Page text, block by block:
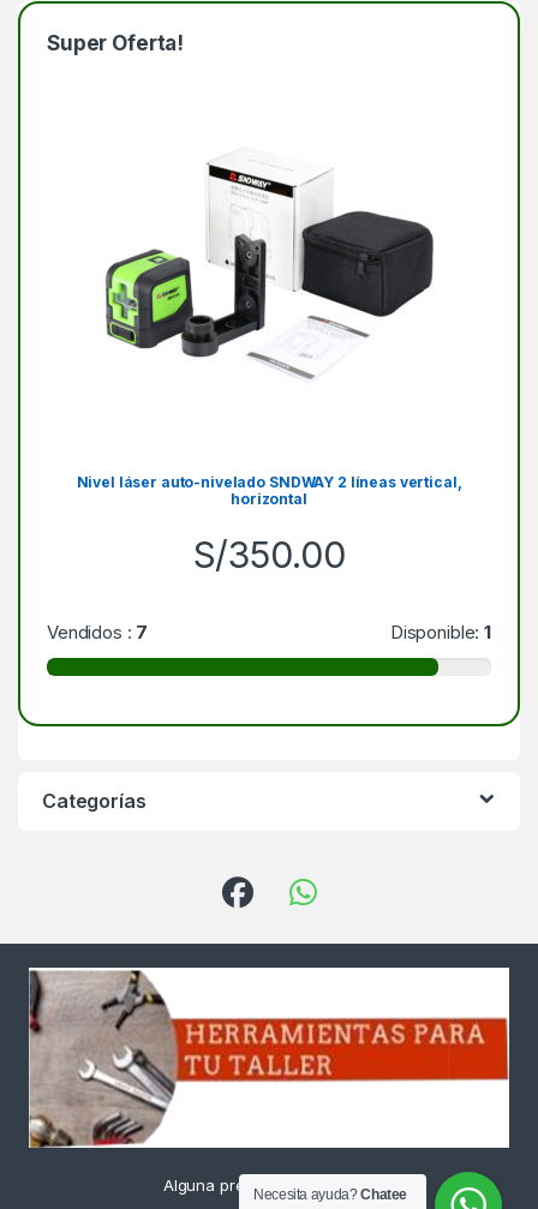
Super Oferta!
Nivel láser auto-nivelado SNDWAY 2 líneas vertical,
horizontal
S/350.00
Vendidos : 7 Disponible:1
Categorías
Alguna pregunta ? Llámanos
Necesita ayuda?Chatee